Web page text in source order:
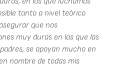
tanto a nivel teórico
que nos
muy duras en las que las
se apoyan mucho en
nombre de todas mis